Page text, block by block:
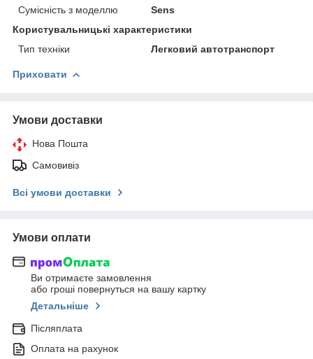
Сумісність з моделлю
Sens
Користувальницькі характеристики
Тип техніки
Легковий автотранспорт
Приховати
Умови доставки
Нова Пошта
Самовивіз
Всі умови доставки
Умови оплати
Ви отримаєте замовлення
або гроші повернуться на вашу картку
Детальніше
Післяплата
Оплата на рахунок